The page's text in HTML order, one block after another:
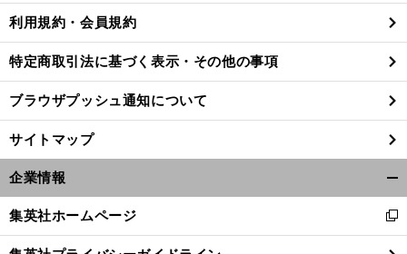
利用規約・会員規約
特定商取引法に基づく表示・その他の事項
ブラウザプッシュ通知について
サイトマップ
企業情報
閉
集英社ホームページ
新
し